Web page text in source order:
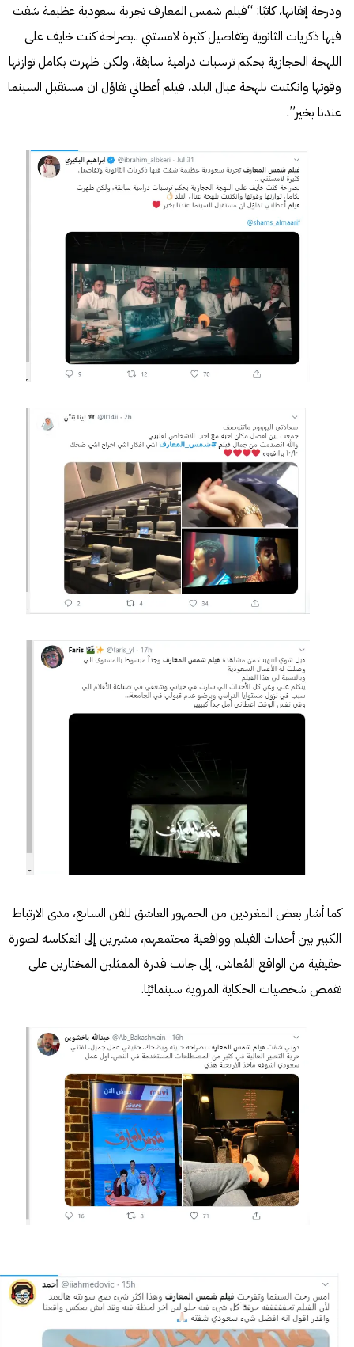
ودرجة إتقانها، كاتبًا: “فيلم شمس المعارف تجربة سعودية عظيمة شفت
فيها ذكريات الثانوية وتفاصيل كثيرة لامستني ..بصراحة كنت خايف على
اللهجة الحجازية بحكم ترسبات درامية سابقة، ولكن ظهرت بكامل توازنها
وقوتها وانكتبت بلهجة عيال البلد، فيلم أعطاني تفاؤل ان مستقبل السينما
عندنا بخير”.
كما أشار بعض المغردين من الجمهور العاشق للفن السابع، مدى الارتباط
الكبير بين أحداث الفيلم وواقعية مجتمعهم، مشيرين إلى انعكاسه لصورة
حقيقية من الواقع المُعاش، إلى جانب قدرة الممثلين المختارين على
تقمص شخصيات الحكاية المروية سينمائيًا.